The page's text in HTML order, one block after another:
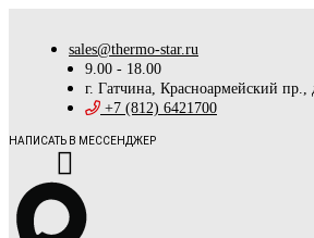
sales@thermo-star.ru
9.00 - 18.00
г. Гатчина, Красноармейский пр.,
+7 (812) 6421700
НАПИСАТЬ В МЕССЕНДЖЕР